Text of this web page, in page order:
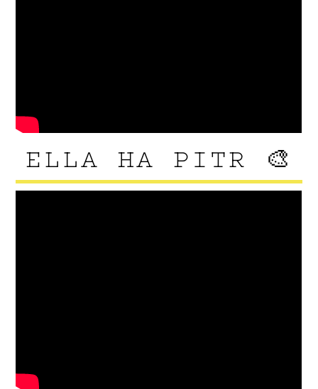
ELLA HA PITR 🎨